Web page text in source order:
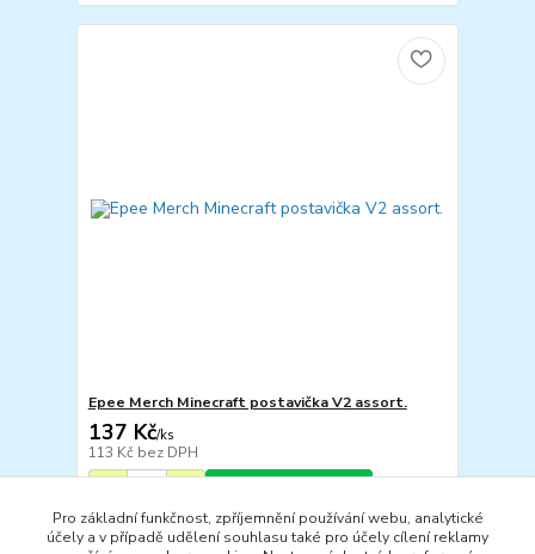
Epee Merch Minecraft postavička V2 assort.
137 Kč/ks
113 Kč bez DPH
Pro základní funkčnost, zpříjemnění používání webu, analytické
účely a v případě udělení souhlasu také pro účely cílení reklamy